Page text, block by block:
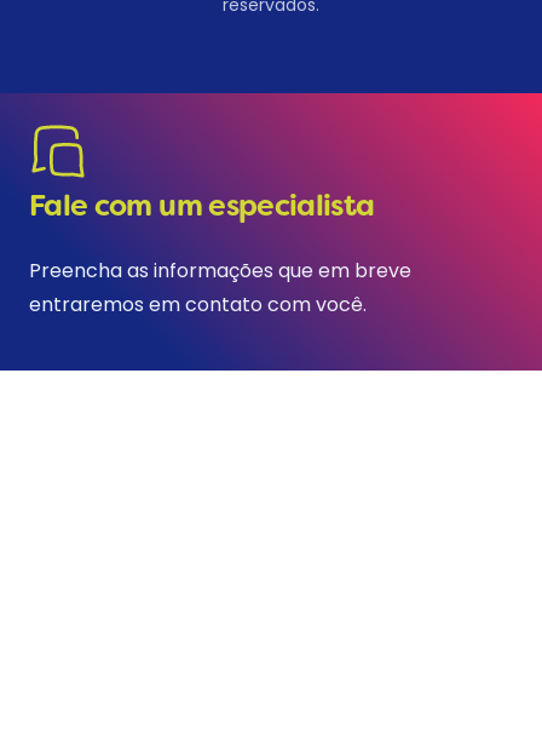
reservados.
Fale com um especialista
Preencha as informações que em breve
entraremos em contato com você.